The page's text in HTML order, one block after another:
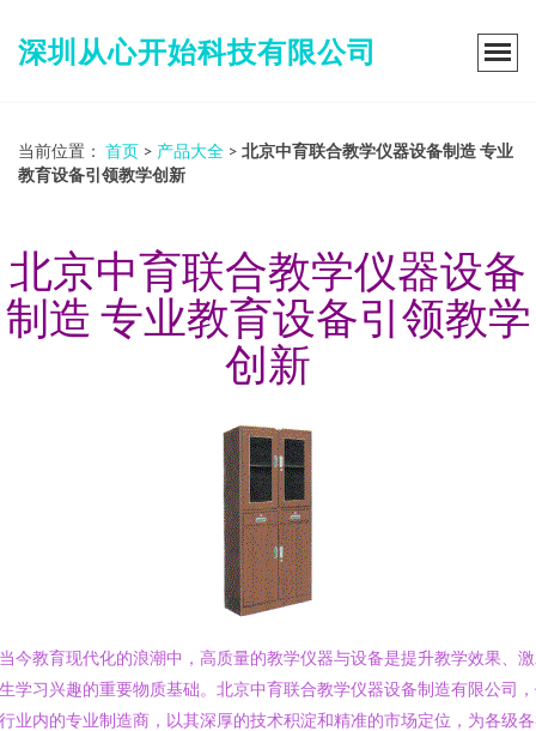
深圳从心开始科技有限公司
当前位置： 首页 > 产品大全 > 北京中育联合教学仪器设备制造 专业
教育设备引领教学创新
北京中育联合教学仪器设备
制造 专业教育设备引领教学
创新
今教育现代化的浪潮中，高质量的教学仪器与设备是提升教学效果、
学习兴趣的重要物质基础。北京中育联合教学仪器设备制造有限公司
业内的专业制造商，以其深厚的技术积淀和精准的市场定位，为各级